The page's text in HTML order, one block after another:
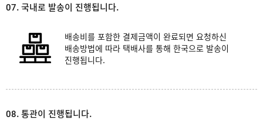
07. 국내로 발송이 진행됩니다.
배송비를 포함한 결제금액이 완료되면 요청하신
배송방법에 따라 택배사를 통해 한국으로 발송이
진행됩니다.
08. 통관이 진행됩니다.